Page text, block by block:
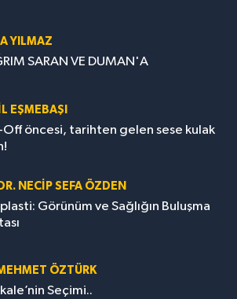
YILMAZ
SARAN VE DUMAN'A
EŞMEBAŞI
Off öncesi, tarihten gelen sese kulak
NECIP SEFA ÖZDEN
Görünüm ve Sağlığın Buluşma
ÖZTÜRK
Seçimi..